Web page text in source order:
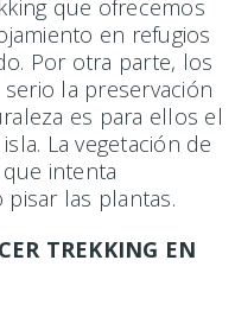
que ofrecemos
en refugios
Por otra parte, los
la preservación
es para ellos el
La vegetación de
intenta
las plantas.
TREKKING EN